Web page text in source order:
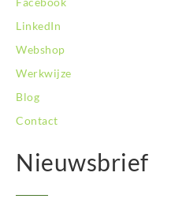
LinkedIn
Webshop
Werkwijze
Blog
Contact
Nieuwsbrief